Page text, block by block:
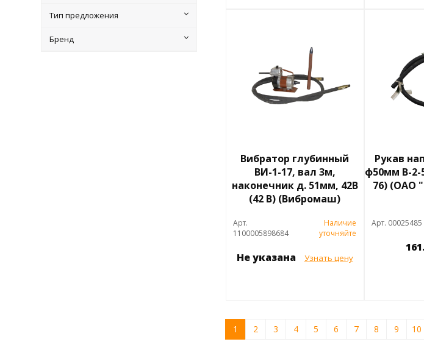
Тип предложения
Бренд
Вибратор глубинный
ВИ-1-17, вал 3м,
наконечник д. 51мм, 42В
(42 В) (Вибромаш)
Арт.
1100005898684
Наличие
уточняйте
Не указана Узнать цену
Рукав
ф50мм В-2-
76) (ОАО
Арт. 00025485
1 2 3 4 5 6 7 8 9 10